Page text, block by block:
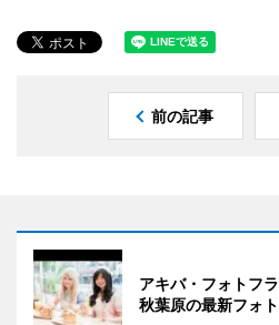
前の記事
アキバ・フォトフ
秋葉原の最新フォト